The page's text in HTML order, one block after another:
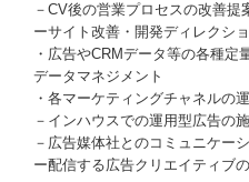
－CV後の営業プロセスの改善提
ーサイト改善・開発ディレクシ
・広告やCRMデータ等の各種
データマネジメント
・各マーケティングチャネルの
－インハウスでの運用型広告の
－広告媒体社とのコミュニケー
ー配信する広告クリエイティブ